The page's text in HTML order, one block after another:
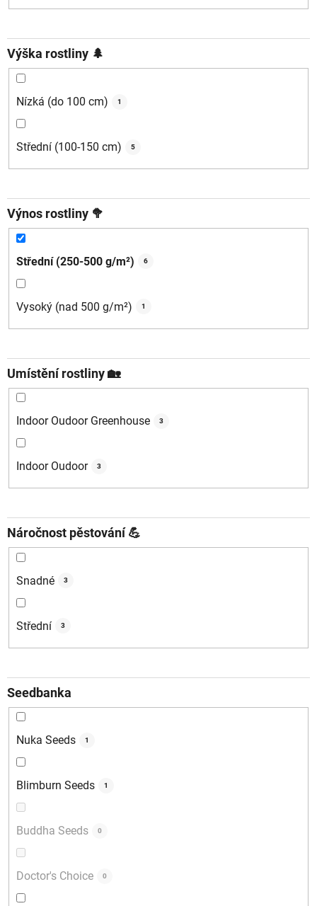
Výška rostliny 🌲
Nízká (do 100 cm) 1
Střední (100-150 cm) 5
Výnos rostliny 🥦
Střední (250-500 g/m²) 6
Vysoký (nad 500 g/m²) 1
Umístění rostliny 🏡
Indoor Oudoor Greenhouse 3
Indoor Oudoor 3
Náročnost pěstování 💪
Snadné 3
Střední 3
Seedbanka
Nuka Seeds 1
Blimburn Seeds 1
Buddha Seeds 0
Doctor's Choice 0